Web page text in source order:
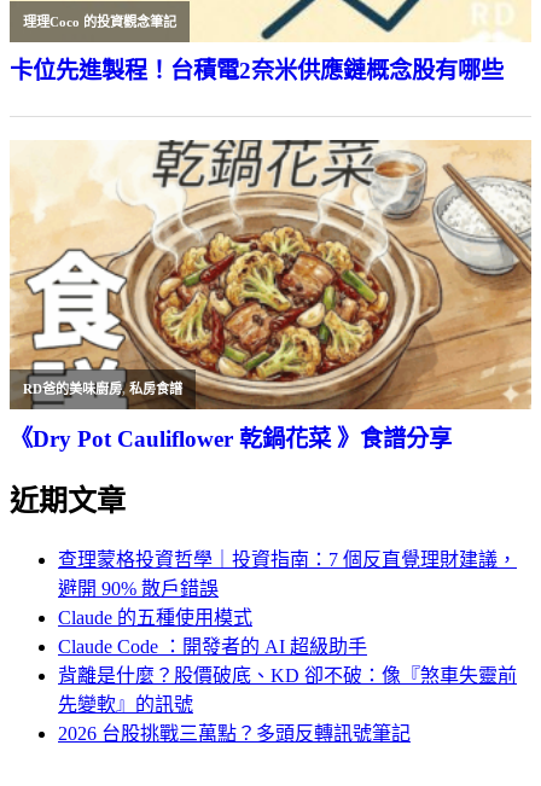
理理Coco 的投資觀念筆記
卡位先進製程！台積電2奈米供應鏈概念股有哪些
RD爸的美味廚房,私房食譜
《Dry Pot Cauliflower 乾鍋花菜 》食譜分享
近期文章
查理蒙格投資哲學｜投資指南：7 個反直覺理財建議，
避開 90% 散戶錯誤
Claude 的五種使用模式
Claude Code ：開發者的 AI 超級助手
背離是什麼？股價破底、KD 卻不破：像『煞車失靈前
先變軟』的訊號
2026 台股挑戰三萬點？多頭反轉訊號筆記